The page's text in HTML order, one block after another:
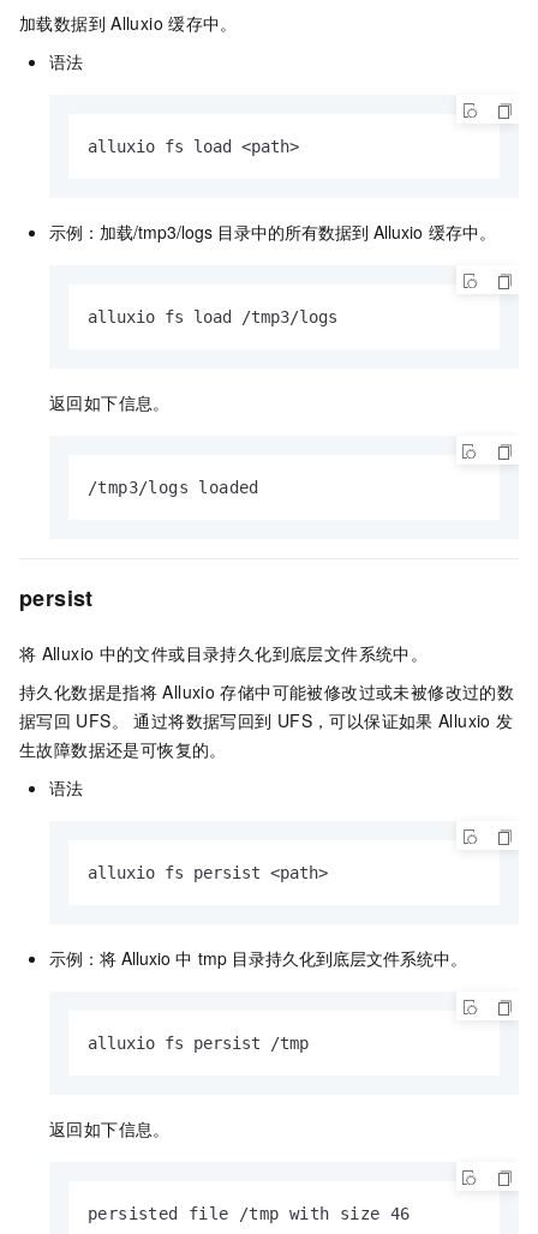
加载数据到 Alluxio 缓存中。
语法
alluxio fs load <path>
示例：加载/tmp3/logs 目录中的所有数据到 Alluxio 缓存中。
alluxio fs load /tmp3/logs
返回如下信息。
/tmp3/logs loaded
persist
将 Alluxio 中的文件或目录持久化到底层文件系统中。
持久化数据是指将 Alluxio 存储中可能被修改过或未被修改过的数
据写回 UFS。 通过将数据写回到 UFS，可以保证如果 Alluxio 发
生故障数据还是可恢复的。
语法
alluxio fs persist <path>
示例：将 Alluxio 中 tmp 目录持久化到底层文件系统中。
alluxio fs persist /tmp
返回如下信息。
persisted file /tmp with size 46